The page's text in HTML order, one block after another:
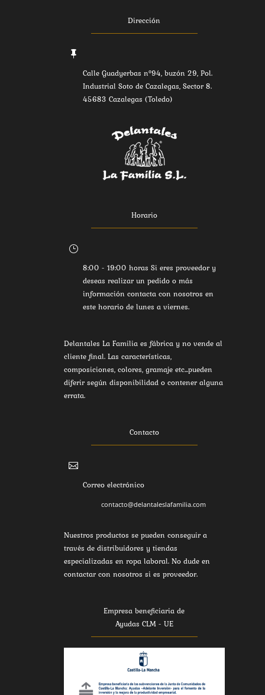
Dirección

Calle Guadyerbas nº94, buzón 29, Pol.
Industrial Soto de Cazalegas, Sector 8.
45683 Cazalegas (Toledo)
Horario
}
8:00 - 19:00 horas Si eres proveedor y
deseas realizar un pedido o más
información contacta con nosotros en
este horario de lunes a viernes.
Delantales La Familia es fábrica y no vende al
cliente final. Las características,
composiciones, colores, gramaje etc...pueden
diferir según disponibilidad o contener alguna
errata.
Contacto

Correo electrónico
contacto@delantaleslafamilia.com
Nuestros productos se pueden conseguir a
través de distribuidores y tiendas
especializadas en ropa laboral. No dude en
contactar con nosotros si es proveedor.
Empresa beneficiaria de
Ayudas CLM - UE